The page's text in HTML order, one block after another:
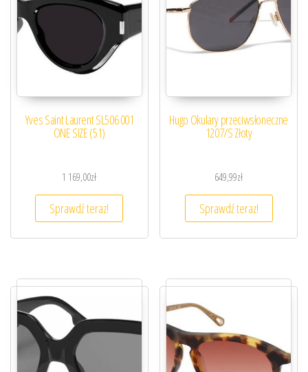
Yves Saint Laurent SL506 001
ONE SIZE (51)
1 169,00zł
Sprawdź teraz!
Hugo Okulary przeciwsłoneczne
1207/S Złoty
649,99zł
Sprawdź teraz!